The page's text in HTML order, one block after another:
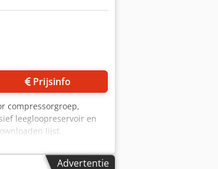
Prijsinfo
compressorgroep,
leegloopreservoir en
lijst.
binnen 24 uur van
(EUS) door
Advertentie